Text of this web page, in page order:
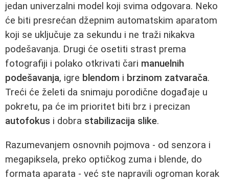
jedan univerzalni model koji svima odgovara. Neko
će biti presrećan džepnim automatskim aparatom
koji se uključuje za sekundu i ne traži nikakva
podešavanja. Drugi će osetiti strast prema
fotografiji i polako otkrivati čari manuelnih
podešavanja, igre blendom i brzinom zatvarača.
Treći će želeti da snimaju porodične događaje u
pokretu, pa će im prioritet biti brz i precizan
autofokus i dobra stabilizacija slike.
Razumevanjem osnovnih pojmova - od senzora i
megapiksela, preko optičkog zuma i blende, do
formata aparata - već ste napravili ogroman korak